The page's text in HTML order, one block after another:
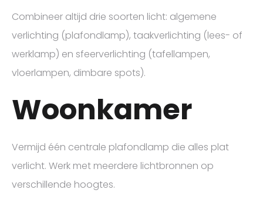
Combineer altijd drie soorten licht: algemene
verlichting (plafondlamp), taakverlichting (lees- of
werklamp) en sfeerverlichting (tafellampen,
vloerlampen, dimbare spots).
Woonkamer
Vermijd één centrale plafondlamp die alles plat
verlicht. Werk met meerdere lichtbronnen op
verschillende hoogtes.